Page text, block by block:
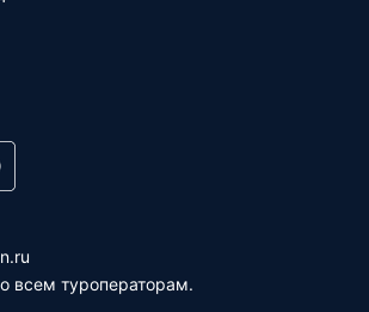
всем туроператорам.